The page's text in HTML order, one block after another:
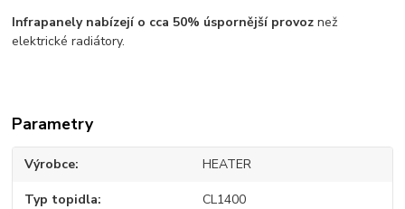
Infrapanely nabízejí o cca 50% úspornější provoz než
elektrické radiátory.
Parametry
Výrobce HEATER
Typ topidla CL1400